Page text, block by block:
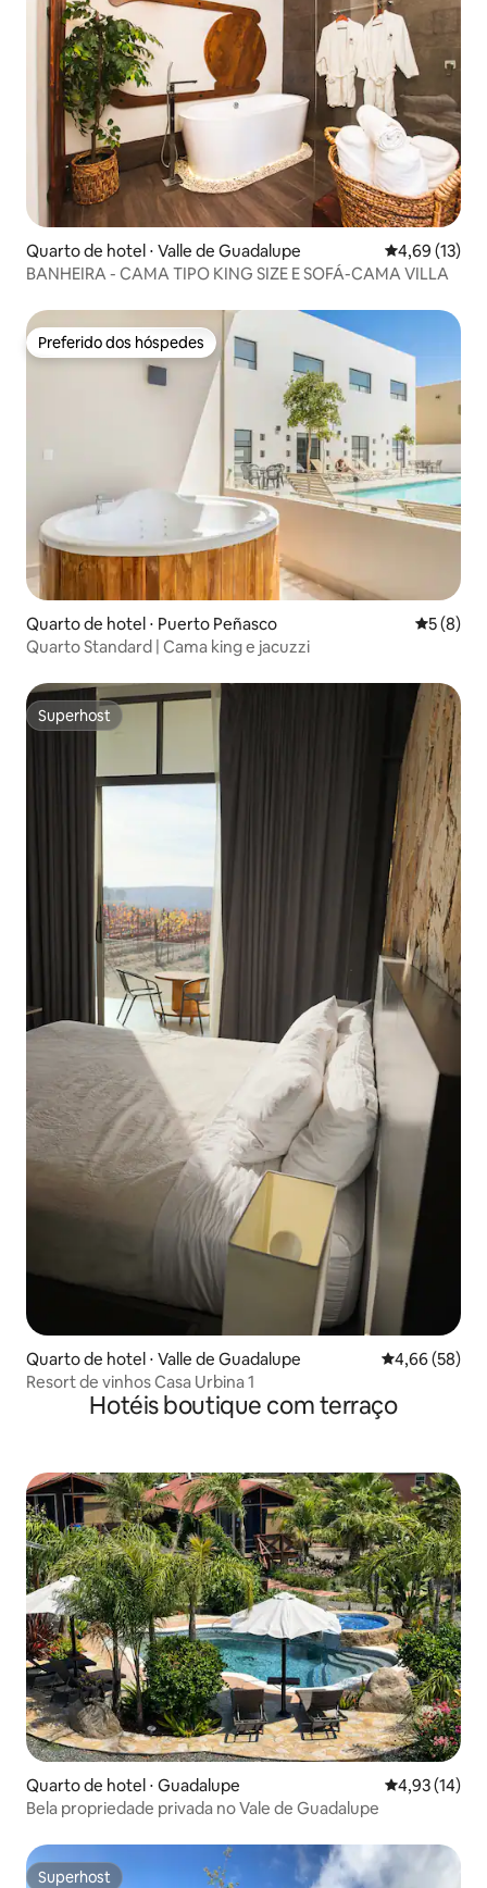
Quarto de hotel ⋅ Valle de Guadalupe 4,69 de uma
4,69 (13)
BANHEIRA - CAMA TIPO KING SIZE E SOFÁ-CAMA VILLA
Preferido dos hóspedes
Preferido dos hóspedes
Quarto de hotel ⋅ Puerto Peñasco 5 de
5 (8)
Quarto Standard | Cama king e jacuzzi
Superhost
Superhost
Quarto de hotel ⋅ Valle de Guadalupe 4,66 de uma
4,66 (58)
Resort de vinhos Casa Urbina 1
Hotéis boutique com terraço
Quarto de hotel ⋅ Guadalupe 4,93 de uma
4,93 (14)
Bela propriedade privada no Vale de Guadalupe
Superhost